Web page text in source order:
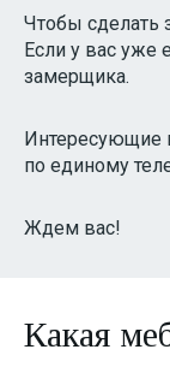
Чтобы сделать
Если у вас уже
замерщика.
Интересующие
по единому
Ждем вас!
Какая